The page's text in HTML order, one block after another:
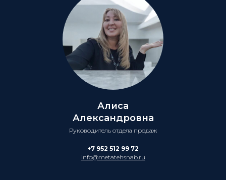
Алиса
Александровна
Руководитель отдела продаж
+7 952 512 99 72
info@metatehsnab.ru